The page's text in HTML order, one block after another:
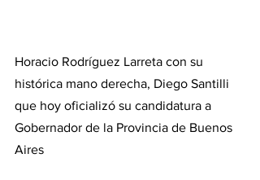
Horacio Rodríguez Larreta con su
histórica mano derecha, Diego Santilli
que hoy oficializó su candidatura a
Gobernador de la Provincia de Buenos
Aires